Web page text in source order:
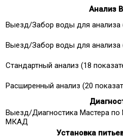
Анализ
Выезд/Забор воды для анализа
Выезд/Забор воды для анализа
Стандартный анализ (18
Расширенный анализ (20
Выезд/Диагностика Мастера по
МКАД
Установка